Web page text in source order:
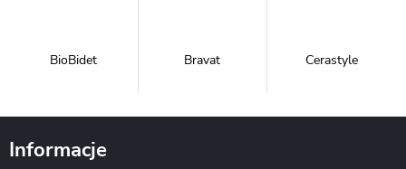
BioBidet Bravat Cerastyle
Informacje